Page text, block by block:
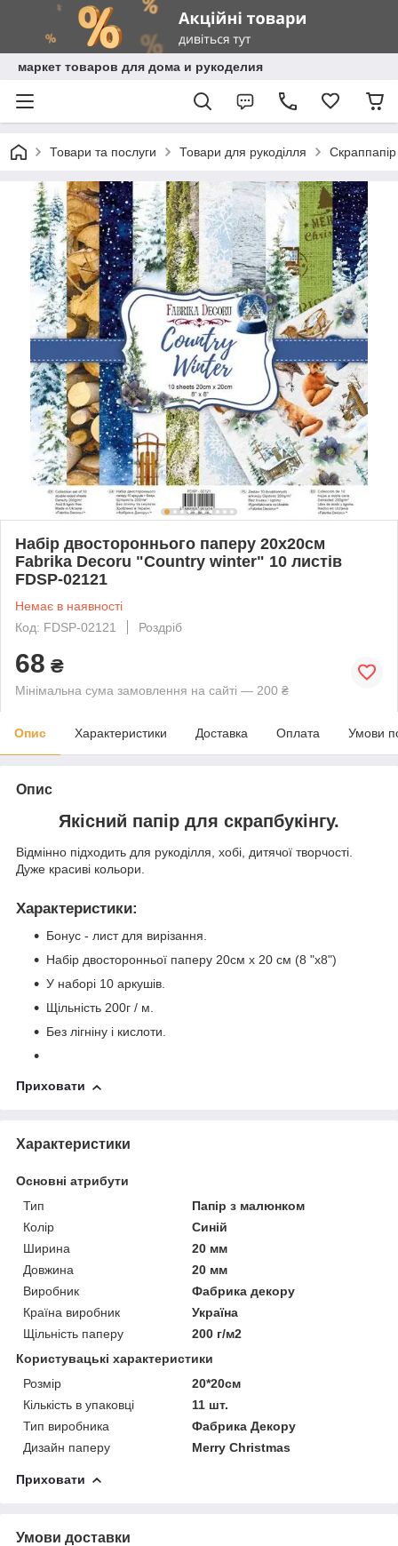
маркет товаров для дома и рукоделия
Товари та послуги Товари для рукоділля
Набір двостороннього паперу 20х20см
Fabrika Decoru "Country winter" 10 листів
FDSP-02121
Немає в наявності
Код: FDSP-02121
Роздріб
68 ₴
Мінімальна сума замовлення на сайті — 200 ₴
Опис Характеристики Доставка Оплата Умови
Опис
Якісний папір для скрапбукінгу.
Відмінно підходить для рукоділля, хобі, дитячої творчості.
Дуже красиві кольори.
Характеристики:
Бонус - лист для вирізання.
Набір двосторонньої паперу 20см х 20 см (8 "x8")
У наборі 10 аркушів.
Щільність 200г / м.
Без лігніну і кислоти.
Приховати
Характеристики
Основні атрибути
Тип
Папір з малюнком
Колір
Синій
Ширина
20 мм
Довжина
20 мм
Виробник
Фабрика декору
Країна виробник
Україна
Щільність паперу
200 г/м2
Користувацькi характеристики
Розмір
20*20см
Кількість в упаковці
11 шт.
Тип виробника
Фабрика Декору
Дизайн паперу
Merry Christmas
Приховати
Умови доставки